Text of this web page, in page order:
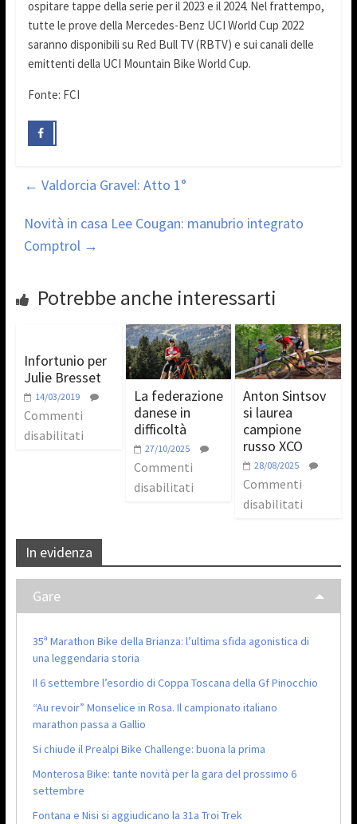
ospitare tappe della serie per il 2023 e il 2024. Nel frattempo,
tutte le prove della Mercedes-Benz UCI World Cup 2022
saranno disponibili su Red Bull TV (RBTV) e sui canali delle
emittenti della UCI Mountain Bike World Cup.
Fonte: FCI
← Valdorcia Gravel: Atto 1°
Novità in casa Lee Cougan: manubrio integrato
Comptrol →
Potrebbe anche interessarti
Infortunio per
Julie Bresset
14/03/2019
Commenti
disabilitati
La federazione
danese in
difficoltà
27/10/2025
Commenti
disabilitati
Anton Sintsov
si laurea
campione
russo XCO
28/08/2025
Commenti
disabilitati
In evidenza
Gare
35ª Marathon Bike della Brianza: l’ultima sfida agonistica di
una leggendaria storia
Il 6 settembre l’esordio di Coppa Toscana della Gf Pinocchio
“Au revoir” Monselice in Rosa. Il campionato italiano
marathon passa a Gallio
Si chiude il Prealpi Bike Challenge: buona la prima
Monterosa Bike: tante novità per la gara del prossimo 6
settembre
Fontana e Nisi si aggiudicano la 31a Troi Trek